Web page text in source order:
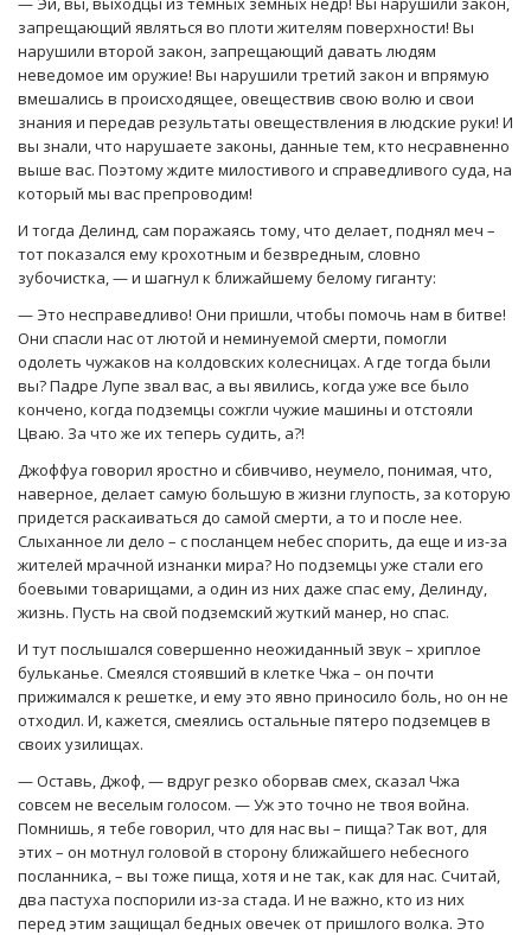
запрещающий являться во плоти жителям поверхности! Вы
нарушили второй закон, запрещающий давать людям
неведомое им оружие! Вы нарушили третий закон и впрямую
вмешались в происходящее, овеществив свою волю и свои
знания и передав результаты овеществления в людские руки! И
вы знали, что нарушаете законы, данные тем, кто несравненно
выше вас. Поэтому ждите милостивого и справедливого суда, на
который мы вас препроводим!
И тогда Делинд, сам поражаясь тому, что делает, поднял меч –
тот показался ему крохотным и безвредным, словно
зубочистка, — и шагнул к ближайшему белому гиганту:
— Это несправедливо! Они пришли, чтобы помочь нам в битве!
Они спасли нас от лютой и неминуемой смерти, помогли
одолеть чужаков на колдовских колесницах. А где тогда были
вы? Падре Лупе звал вас, а вы явились, когда уже все было
кончено, когда подземцы сожгли чужие машины и отстояли
Цваю. За что же их теперь судить, а?!
Джоффуа говорил яростно и сбивчиво, неумело, понимая, что,
наверное, делает самую большую в жизни глупость, за которую
придется раскаиваться до самой смерти, а то и после нее.
Слыханное ли дело – с посланцем небес спорить, да еще и из-за
жителей мрачной изнанки мира? Но подземцы уже стали его
боевыми товарищами, а один из них даже спас ему, Делинду,
жизнь. Пусть на свой подземский жуткий манер, но спас.
И тут послышался совершенно неожиданный звук – хриплое
бульканье. Смеялся стоявший в клетке Чжа – он почти
прижимался к решетке, и ему это явно приносило боль, но он не
отходил. И, кажется, смеялись остальные пятеро подземцев в
своих узилищах.
— Оставь, Джоф, — вдруг резко оборвав смех, сказал Чжа
совсем не веселым голосом. — Уж это точно не твоя война.
Помнишь, я тебе говорил, что для нас вы – пища? Так вот, для
этих – он мотнул головой в сторону ближайшего небесного
посланника, – вы тоже пища, хотя и не так, как для нас. Считай,
два пастуха поспорили из-за стада. И не важно, кто из них
перед этим защищал бедных овечек от пришлого волка. Это